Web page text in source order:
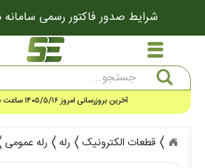
شرایط صدور فاکتور رسمی سامانه
آخرین بروزرسانی امروز ۱۴۰۵/۵/۱۶ ساعت ۱:۰۸:۳۵ AM
قطعات الکترونیک رله رله عمومی